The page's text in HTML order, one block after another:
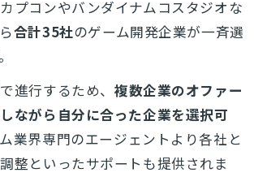
まで
プコンやバンダイナムコスタジオな
合計35社のゲーム開発企業が一斉選
進行するため、 複数企業のオファー
ながら自分に合った企業を選択可
業界専門のエージェントより各社と
整といったサポートも提供されま